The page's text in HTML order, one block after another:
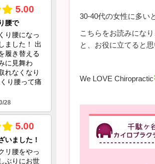
30-40代の女性に多い
こちらをお読みにな
と、お役に立てると
We LOVE Chiropractic